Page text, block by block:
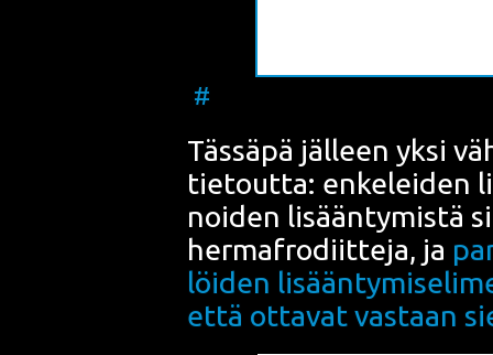
#
Täs­sä­pä jäl­leen yksi
tie­tout­ta: enke­lei­den
noi­den lisään­ty­mis­tä
her­mafro­diit­te­ja, ja
löi­den
että otta­vat vas­taan